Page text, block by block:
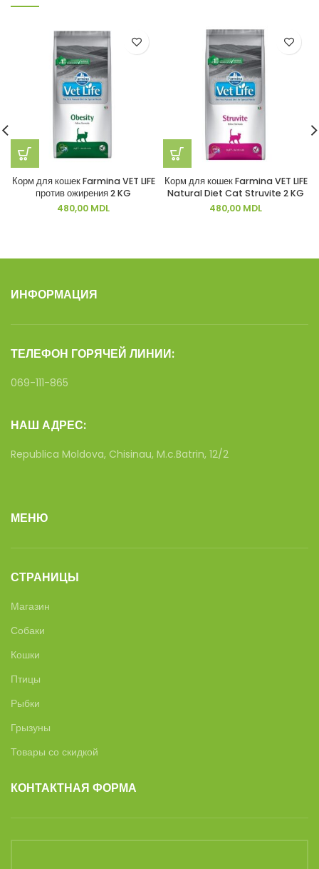
Корм для кошек Farmina VET LIFE
против ожирения 2 KG
480,00 MDL
Корм для кошек Farmina VET LIFE
Natural Diet Cat Struvite 2 KG
480,00 MDL
ИНФОРМАЦИЯ
ТЕЛЕФОН ГОРЯЧЕЙ ЛИНИИ:
069-111-865
НАШ АДРЕС:
Republica Moldova, Chisinau, M.c.Batrin, 12/2
МЕНЮ
СТРАНИЦЫ
Магазин
Собаки
Кошки
Птицы
Рыбки
Грызуны
Товары со скидкой
КОНТАКТНАЯ ФОРМА